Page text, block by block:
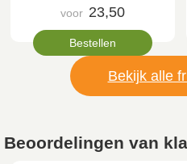
voor 23,50
Bestellen
Bekijk alle
Beoordelingen van